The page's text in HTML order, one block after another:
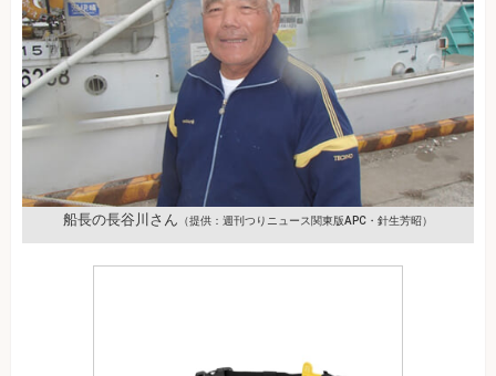
船長の長谷川さん （提供：週刊つりニュース関東版APC・針生芳昭）